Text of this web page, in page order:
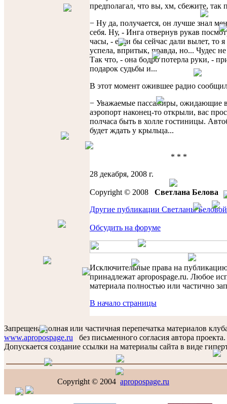
предполагал, что вы, хм, сбежите, так
− Ну да, получается, он лучше знал
себя. Ну, - Инга отвернув рукав
часы, - если бы сейчас дали вылет, то
успела, впритык, правда, но... Чудес
Так что, - она бодро потерла руки, -
подарок судьбы и...
В этот момент ожившее радио
− Уважаемые пассажиры, ожидающие
аэропорт наконец-то открыли, вас
полчаса быть в холле гостиницы.
будет ждать у крыльца...
* * *
28 декабря, 2008 г.
Copyright © 2008 Светлана Белова
Другие публикации Светланы Беловой
Обсудить на форуме
Исключительные права на
принадлежат apropospage.ru. Любое
материала полностью или частично
В начало страницы
Запрещена полная или частичная перепечатка материалов
www.apropospage.ru без письменного согласия автора проекта.
Допускается создание ссылки на материалы сайта в виде
Copyright © 2004 apropospage.ru